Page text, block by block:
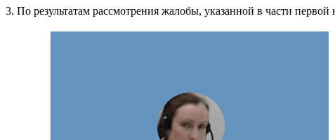
3. По результатам рассмотрения жалобы, указанной в части